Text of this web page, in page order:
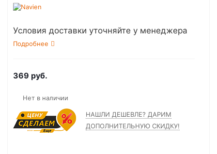
Условия доставки уточняйте у менеджера
Подробнее
369 руб.
Нет в наличии
НАШЛИ ДЕШЕВЛЕ? ДАРИМ
ДОПОЛНИТЕЛЬНУЮ СКИДКУ!